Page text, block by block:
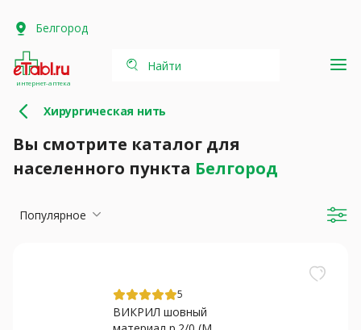
Белгород
интернет-аптека
Найти
Хирургическая нить
Вы смотрите каталог для
населенного пункта Белгород
Популярное
5
ВИКРИЛ шовный